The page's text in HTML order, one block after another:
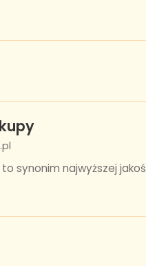
synonim najwyższej